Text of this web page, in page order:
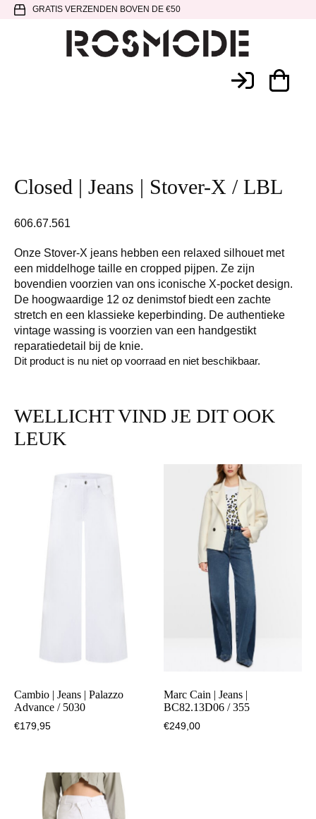
Spring
hoofdnavigatie
Door
SpringGRATIS VERZENDEN BOVEN DE €50
Closed | Jeans | Stover-X / LBL
606.67.561
Onze Stover-X jeans hebben een relaxed silhouet met
een middelhoge taille en cropped pijpen. Ze zijn
bovendien voorzien van ons iconische X-pocket design.
De hoogwaardige 12 oz denimstof biedt een zachte
stretch en een klassieke keperbinding. De authentieke
vintage wassing is voorzien van een handgestikt
reparatiedetail bij de knie.
Dit product is nu niet op voorraad en niet beschikbaar.
WELLICHT VIND JE DIT OOK
LEUK
Cambio | Jeans | Palazzo
Advance / 5030
€179,95
Marc Cain | Jeans |
BC82.13D06 / 355
€249,00